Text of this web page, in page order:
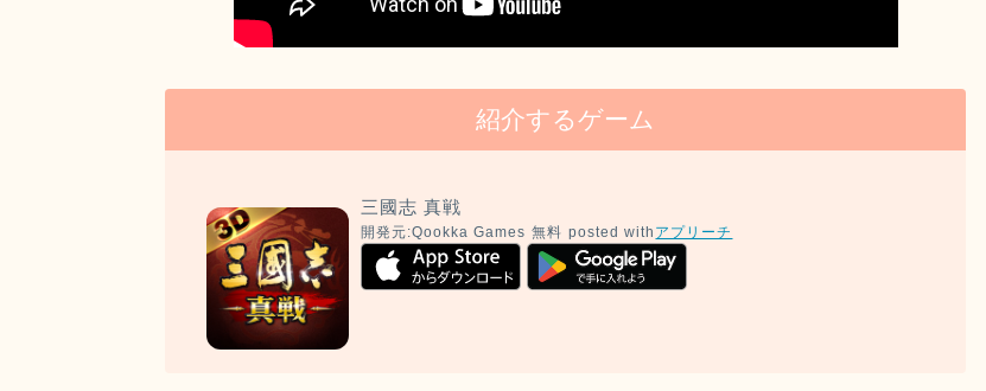
紹介するゲーム
三國志 真戦
開発元:Qookka Games 無料 posted with アプリーチ